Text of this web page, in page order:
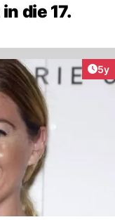
die 17.
5y